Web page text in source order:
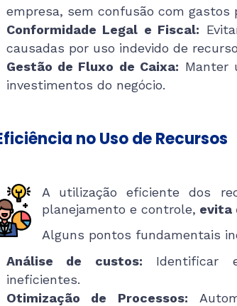
empresa, sem confusão com gastos
Conformidade Legal e Fiscal:
causadas por uso indevido de
Gestão de Fluxo de Caixa: Manter
investimentos do negócio.
no Uso de Recursos
A utilização eficiente dos
planejamento e controle, evita
Alguns pontos fundamentais
Análise de custos: Identificar
ineficientes.
Otimização de Processos: